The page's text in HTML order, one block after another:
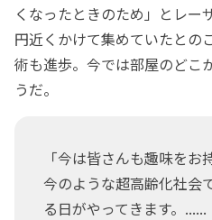
くなったときのため」とレー
円近くかけて集めていたとの
術も進歩。今では部屋のどこ
うだ。
「今は皆さんも趣味をお
今のような超高齢化社会
る日がやってきます。